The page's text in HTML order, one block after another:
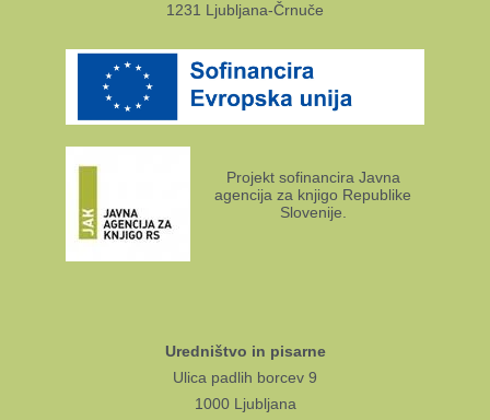
1231 Ljubljana-Črnuče
Projekt sofinancira Javna
agencija za knjigo Republike
Slovenije.
Uredništvo in pisarne
Ulica padlih borcev 9
1000 Ljubljana